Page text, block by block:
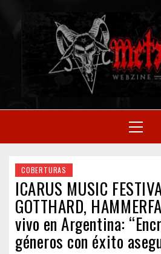
SITIO OFICIAL
Menu
COBERTURAS
ICARUS MUSIC
GOTTHARD,
vivo en Argentina:
géneros con éxito